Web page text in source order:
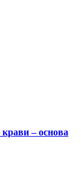
– основа